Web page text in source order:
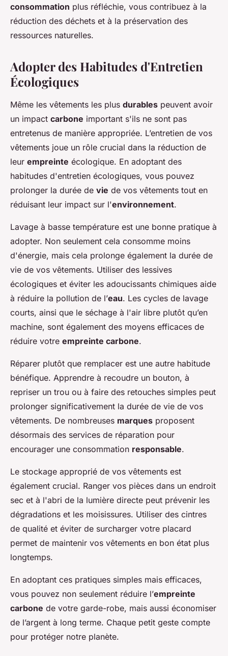
consommation plus réfléchie, vous contribuez à la
réduction des déchets et à la préservation des
ressources naturelles.
Adopter des Habitudes d'Entretien
Écologiques
Même les vêtements les plus durables peuvent avoir
un impact carbone important s'ils ne sont pas
entretenus de manière appropriée. L’entretien de vos
vêtements joue un rôle crucial dans la réduction de
leur empreinte écologique. En adoptant des
habitudes d'entretien écologiques, vous pouvez
prolonger la durée de vie de vos vêtements tout en
réduisant leur impact sur l'environnement.
Lavage à basse température est une bonne pratique à
adopter. Non seulement cela consomme moins
d'énergie, mais cela prolonge également la durée de
vie de vos vêtements. Utiliser des lessives
écologiques et éviter les adoucissants chimiques aide
à réduire la pollution de l’eau. Les cycles de lavage
courts, ainsi que le séchage à l'air libre plutôt qu’en
machine, sont également des moyens efficaces de
réduire votre empreinte carbone.
Réparer plutôt que remplacer est une autre habitude
bénéfique. Apprendre à recoudre un bouton, à
repriser un trou ou à faire des retouches simples peut
prolonger significativement la durée de vie de vos
vêtements. De nombreuses marques proposent
désormais des services de réparation pour
encourager une consommation responsable.
Le stockage approprié de vos vêtements est
également crucial. Ranger vos pièces dans un endroit
sec et à l'abri de la lumière directe peut prévenir les
dégradations et les moisissures. Utiliser des cintres
de qualité et éviter de surcharger votre placard
permet de maintenir vos vêtements en bon état plus
longtemps.
En adoptant ces pratiques simples mais efficaces,
vous pouvez non seulement réduire l’empreinte
carbone de votre garde-robe, mais aussi économiser
de l’argent à long terme. Chaque petit geste compte
pour protéger notre planète.